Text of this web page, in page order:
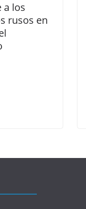
a los
rusos en